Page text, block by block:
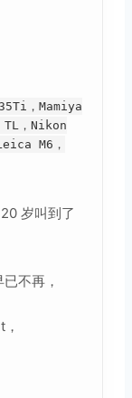
，Mamiya
，Nikon
M6，
岁叫到了
不再，